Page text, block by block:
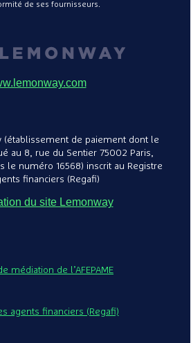
de ses fournisseurs.
(établissement de paiement dont le
au 8, rue du Sentier 75002 Paris,
le numéro 16568) inscrit au Registre
financiers (Regafi)
du site Lemonway
médiation de l’AFEPAME
agents financiers (Regafi)